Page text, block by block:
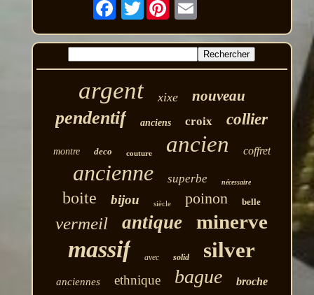
argent xixe nouveau
pendentif anciens croix collier
montre deco couture ancien coffret
ancienne superbe nécessaire
boite bijou siècle poinon belle
vermeil antique minerve
massif avec solid silver
anciennes ethnique bague broche